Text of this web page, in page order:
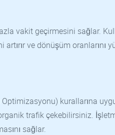
vakit geçirmesini sağlar.
ve dönüşüm oranlarını
kurallarına
trafik çekebilirsiniz.
sağlar.